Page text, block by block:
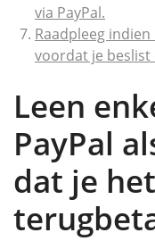
via PayPal.
Raadpleeg
voordat je beslist
Leen
PayPal
dat je